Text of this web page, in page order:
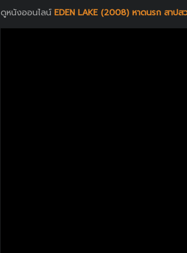
ดูหนังออนไลน์EDEN LAKE (2008) หาดนรก สาปส